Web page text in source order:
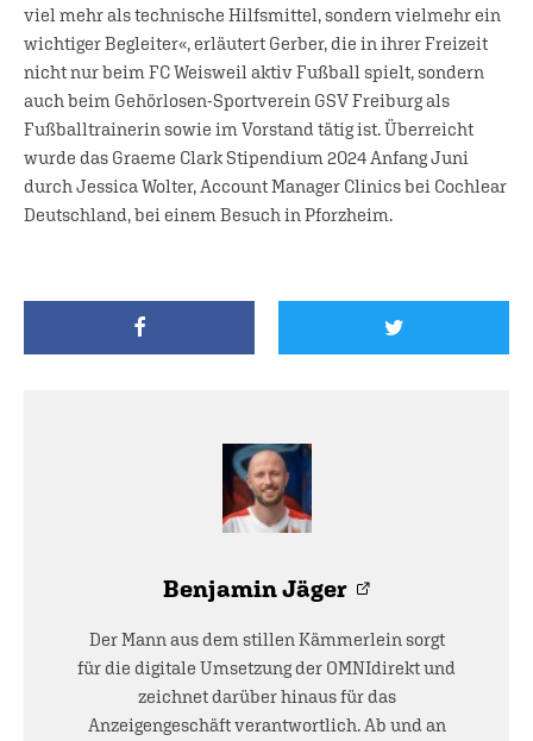
viel mehr als technische Hilfsmittel, sondern vielmehr ein
wichtiger Begleiter«, erläutert Gerber, die in ihrer Freizeit
nicht nur beim FC Weisweil aktiv Fußball spielt, sondern
auch beim Gehörlosen-Sportverein GSV Freiburg als
Fußballtrainerin sowie im Vorstand tätig ist. Überreicht
wurde das Graeme Clark Stipendium 2024 Anfang Juni
durch Jessica Wolter, Account Manager Clinics bei Cochlear
Deutschland, bei einem Besuch in Pforzheim.
Benjamin Jäger
Der Mann aus dem stillen Kämmerlein sorgt
für die digitale Umsetzung der OMNIdirekt und
zeichnet darüber hinaus für das
Anzeigengeschäft verantwortlich. Ab und an